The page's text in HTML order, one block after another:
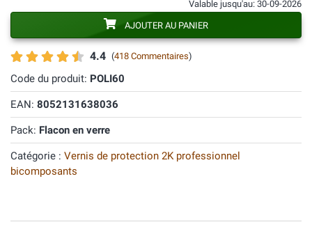
4.4 (418 Commentaires)
Code du produit: POLI60
EAN: 8052131638036
Pack: Flacon en verre
Catégorie : Vernis de protection 2K professionnel
bicomposants
Valable jusqu'au: 30-09-2026
AJOUTER AU PANIER